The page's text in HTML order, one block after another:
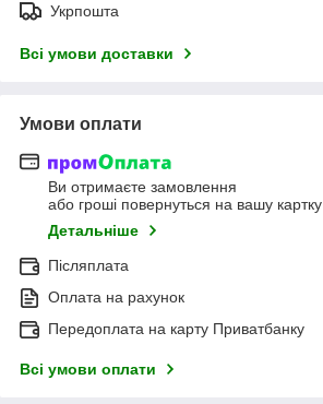
Укрпошта
Всі умови доставки
Умови оплати
Ви отримаєте замовлення
або гроші повернуться на вашу картку
Детальніше
Післяплата
Оплата на рахунок
Передоплата на карту Приватбанку
Всі умови оплати